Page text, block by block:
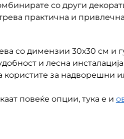
со други
практична и
со димензии 30х30 см и
и лесна
користите за надворешни
повеќе опции, тука е и